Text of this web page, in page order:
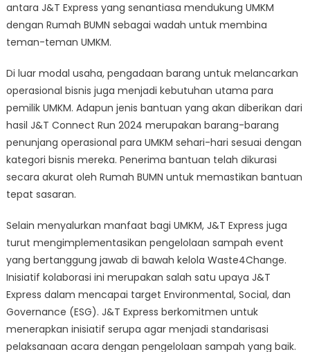
antara J&T Express yang senantiasa mendukung UMKM
dengan Rumah BUMN sebagai wadah untuk membina
teman-teman UMKM.
Di luar modal usaha, pengadaan barang untuk melancarkan
operasional bisnis juga menjadi kebutuhan utama para
pemilik UMKM. Adapun jenis bantuan yang akan diberikan dari
hasil J&T Connect Run 2024 merupakan barang-barang
penunjang operasional para UMKM sehari-hari sesuai dengan
kategori bisnis mereka. Penerima bantuan telah dikurasi
secara akurat oleh Rumah BUMN untuk memastikan bantuan
tepat sasaran.
Selain menyalurkan manfaat bagi UMKM, J&T Express juga
turut mengimplementasikan pengelolaan sampah event
yang bertanggung jawab di bawah kelola Waste4Change.
Inisiatif kolaborasi ini merupakan salah satu upaya J&T
Express dalam mencapai target Environmental, Social, dan
Governance (ESG). J&T Express berkomitmen untuk
menerapkan inisiatif serupa agar menjadi standarisasi
pelaksanaan acara dengan pengelolaan sampah yang baik.